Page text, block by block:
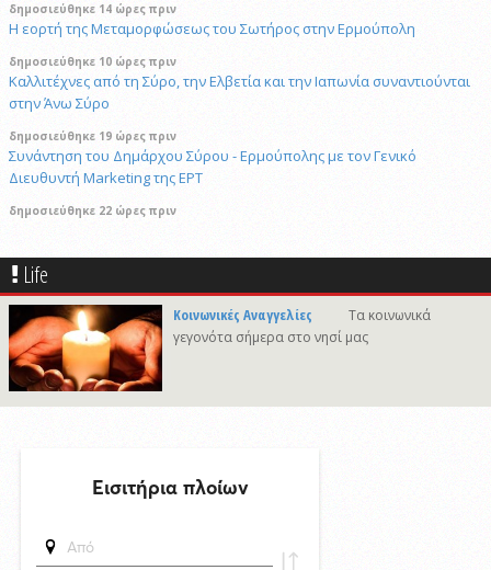
δημοσιεύθηκε 14 ώρες πριν
Η εορτή της Μεταμορφώσεως του Σωτήρος στην Ερμούπολη
δημοσιεύθηκε 10 ώρες πριν
Καλλιτέχνες από τη Σύρο, την Ελβετία και την Ιαπωνία συναντιούνται
στην Άνω Σύρο
δημοσιεύθηκε 19 ώρες πριν
Συνάντηση του Δημάρχου Σύρου - Ερμούπολης με τον Γενικό
Διευθυντή Marketing της ΕΡΤ
δημοσιεύθηκε 22 ώρες πριν
καμπίνα του
29/4/2026 18:53
Ακραία κλιμάκωση στο Ουκρανικό: Ανελέητοι βομβαρδισμοί - Μεγάλες
στήλες καπνού σε ρωσικά διυλιστήρια - Δείτε βίντεο
δημοσιεύθηκε 14 ώρες πριν
Πρώτη προσέγγιση του υπερπολυτελούς EXPLORA II στη Σύρο με
δημοσιεύθηκε 14 ώρες πριν
Life
Κοινωνικές Αναγγελίες
Τα κοινωνικά
γεγονότα σήμερα στο νησί μας